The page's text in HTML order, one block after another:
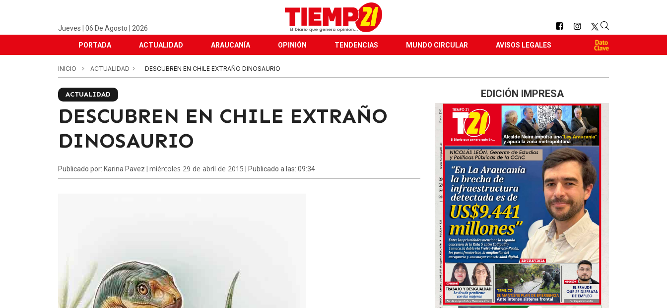
Jueves | 06 De Agosto | 2026
PORTADA ACTUALIDAD ARAUCANÍA OPINIÓN TENDENCIAS MUNDO CIRCULAR AVISOS LEGALES
INICIO ACTUALIDAD DESCUBREN EN CHILE EXTRAÑO DINOSAURIO
ACTUALIDAD
DESCUBREN EN CHILE EXTRAÑO
DINOSAURIO
Publicado por: Karina Pavez | miércoles 29 de abril de 2015 | Publicado a las: 09:34
EDICIÓN IMPRESA